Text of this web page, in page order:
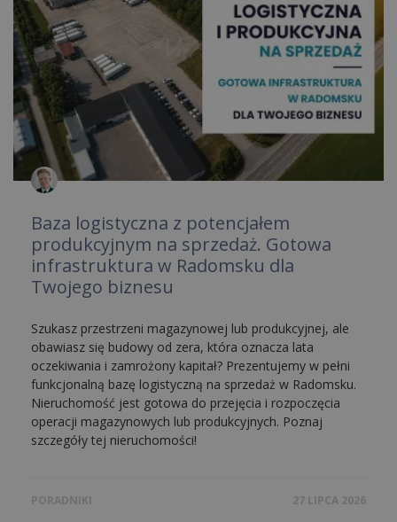
Baza logistyczna z potencjałem
produkcyjnym na sprzedaż. Gotowa
infrastruktura w Radomsku dla
Twojego biznesu
Szukasz przestrzeni magazynowej lub produkcyjnej, ale
obawiasz się budowy od zera, która oznacza lata
oczekiwania i zamrożony kapitał? Prezentujemy w pełni
funkcjonalną bazę logistyczną na sprzedaż w Radomsku.
Nieruchomość jest gotowa do przejęcia i rozpoczęcia
operacji magazynowych lub produkcyjnych. Poznaj
szczegóły tej nieruchomości!
PORADNIKI 27 LIPCA 2026